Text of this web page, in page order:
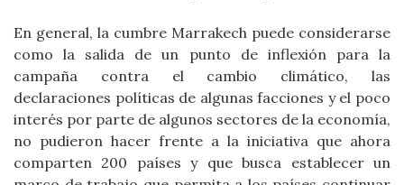
En general, la cumbre Marrakech puede considerarse
como la salida de un punto de inflexión para la
campaña contra el cambio climático, las
declaraciones políticas de algunas facciones y el poco
interés por parte de algunos sectores de la economía,
no pudieron hacer frente a la iniciativa que ahora
comparten 200 países y que busca establecer un